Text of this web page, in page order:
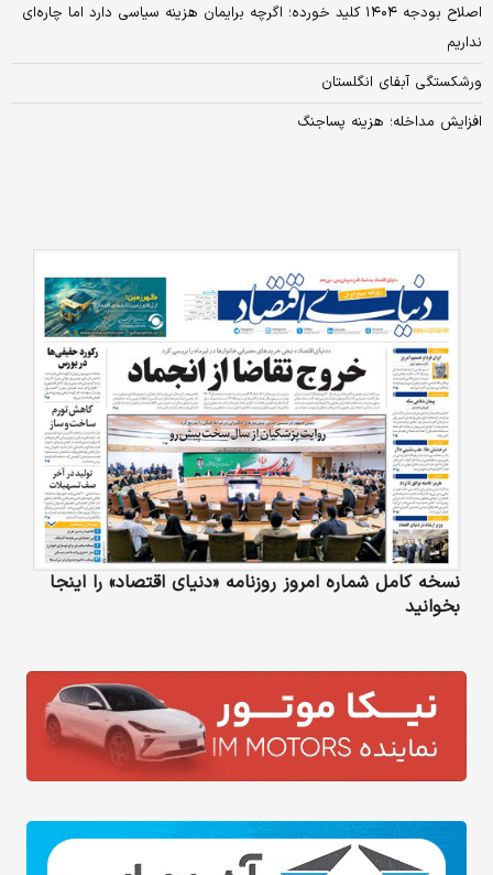
اصلاح بودجه ۱۴۰۴ کلید خورده؛ اگرچه برایمان هزینه سیاسی دارد اما چاره‌ای
نداریم
ورشکستگی آبفای انگلستان
افزایش مداخله؛ هزینه‌‌‌ پساجنگ
نسخه کامل شماره امروز روزنامه «دنیای‌ اقتصاد» را اینجا
بخوانید